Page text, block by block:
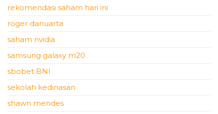
rekomendasi saham hari ini
roger danuarta
saham nvidia
samsung galaxy m20
sbobet BNI
sekolah kedinasan
shawn mendes